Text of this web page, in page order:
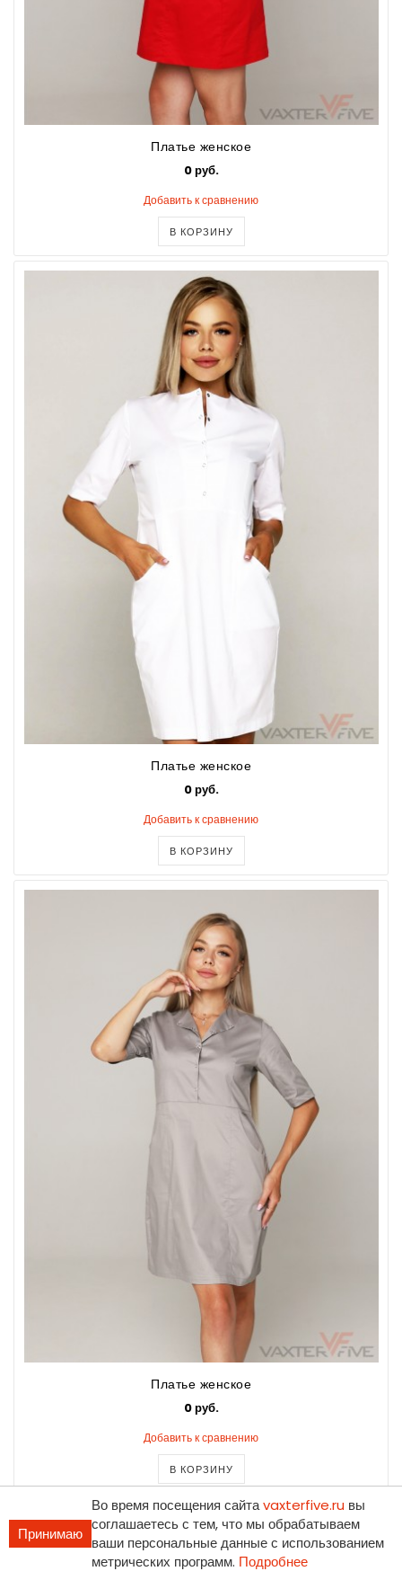
Платье женское
0 руб.
Добавить к сравнению
В КОРЗИНУ
Платье женское
0 руб.
Добавить к сравнению
В КОРЗИНУ
Платье женское
0 руб.
Добавить к сравнению
В КОРЗИНУ
Принимаю
Во время посещения сайтаvaxterfive.ru вы
соглашаетесь с тем, что мы обрабатываем
ваши персональные данные с использованием
метрических программ. Подробнее